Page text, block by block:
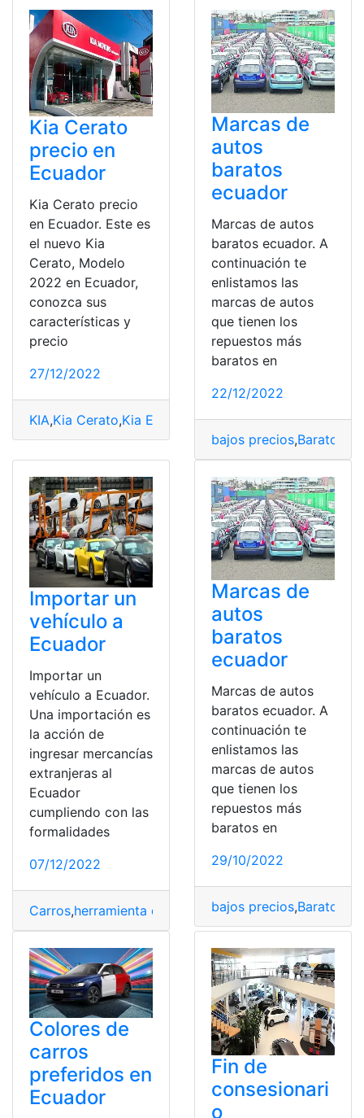
Kia Cerato
precio en
Ecuador
Kia Cerato precio
en Ecuador. Este es
el nuevo Kia
Cerato, Modelo
2022 en Ecuador,
conozca sus
características y
precio
27/12/2022
KIA,Kia Cerato,Kia EV6 KIA EV6 Eléctrico,Kia Niro
Marcas de
autos
baratos
ecuador
Marcas de autos
baratos ecuador. A
continuación te
enlistamos las
marcas de autos
que tienen los
repuestos más
baratos en
22/12/2022
bajos precios,Baratos
Importar un
vehículo a
Ecuador
Importar un
vehículo a Ecuador.
Una importación es
la acción de
ingresar mercancías
extranjeras al
Ecuador
cumpliendo con las
formalidades
07/12/2022
Carros,herramienta de Importar/Exportar,Importar
Marcas de
autos
baratos
ecuador
Marcas de autos
baratos ecuador. A
continuación te
enlistamos las
marcas de autos
que tienen los
repuestos más
baratos en
29/10/2022
bajos precios,Baratos
Colores de
carros
preferidos en
Ecuador
Fin de
consesionari
o